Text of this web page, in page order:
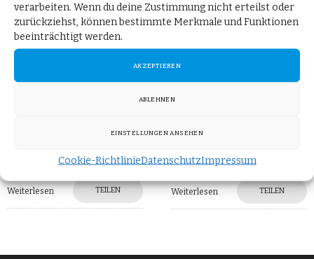
verarbeiten. Wenn du deine Zustimmung nicht erteilst oder
zurückziehst, können bestimmte Merkmale und Funktionen
beeinträchtigt werden.
AKZEPTIEREN
ABLEHNEN
EINSTELLUNGEN ANSEHEN
Cookie-RichtlinieDatenschutzImpressum
Bundeswehr aus Mali zu
beschleunigen, stellt
Gerold Otten, AfD-
Bundestagsabgeordneter
und Mitglied des
Weiterlesen TEILEN
beschlossen, für das Amt
des Wehrbeauftragten der
Bundeswehr einen
kompetenten
Weiterlesen TEILEN